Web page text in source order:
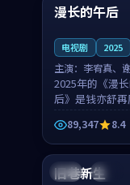
中国 高分
漫长的午后
电视剧 2025
主演： 李宥真、
2025年的《漫
后》是钱亦舒
的动漫佳作。
的取景与海岛
围相互成就，
谢承南的对手戏
制，让整部影片
89,347 8.4
英国 完结
旧巷新生